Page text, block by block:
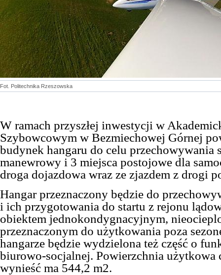
Fot. Politechnika Rzeszowska
W ramach przyszłej inwestycji w
Szybowcowym w Bezmiechowej Górnej
budynek hangaru do celu przechowywania
manewrowy i 3 miejsca postojowe dla
droga dojazdowa wraz ze zjazdem z drogi
Hangar przeznaczony będzie do
i ich przygotowania do startu z rejonu
obiektem jednokondygnacyjnym,
przeznaczonym do użytkowania poza
hangarze będzie wydzielona też część o
biurowo-socjalnej. Powierzchnia użytkowa
wynieść ma 544,2 m2.